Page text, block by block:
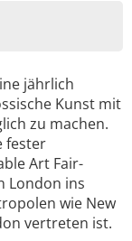
jährlich
Kunst mit
zu machen.
fester
Art Fair-
London ins
wie New
vertreten ist.